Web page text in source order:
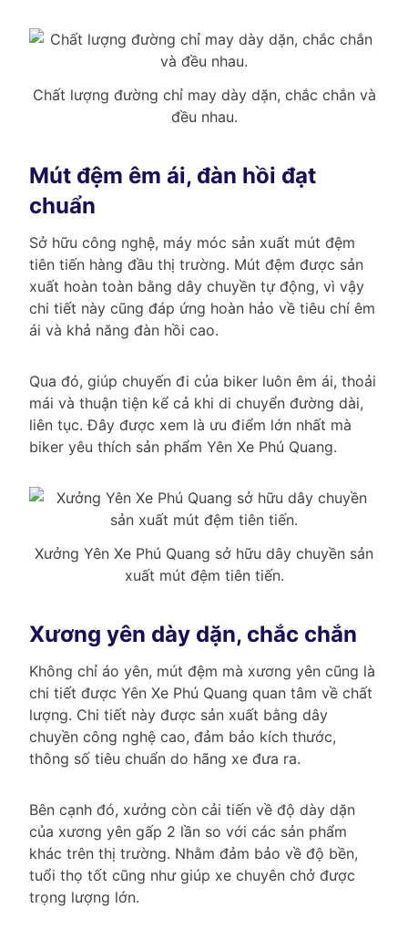
Chất lượng đường chỉ may dày dặn, chắc chắn và
đều nhau.
Mút đệm êm ái, đàn hồi đạt
chuẩn
Sở hữu công nghệ, máy móc sản xuất mút đệm
tiên tiến hàng đầu thị trường. Mút đệm được sản
xuất hoàn toàn bằng dây chuyền tự động, vì vậy
chi tiết này cũng đáp ứng hoàn hảo về tiêu chí êm
ái và khả năng đàn hồi cao.
Qua đó, giúp chuyến đi của biker luôn êm ái, thoải
mái và thuận tiện kể cả khi di chuyển đường dài,
liên tục. Đây được xem là ưu điểm lớn nhất mà
biker yêu thích sản phẩm Yên Xe Phú Quang.
Xưởng Yên Xe Phú Quang sở hữu dây chuyền sản
xuất mút đệm tiên tiến.
Xương yên dày dặn, chắc chắn
Không chỉ áo yên, mút đệm mà xương yên cũng là
chi tiết được Yên Xe Phú Quang quan tâm về chất
lượng. Chi tiết này được sản xuất bằng dây
chuyền công nghệ cao, đảm bảo kích thước,
thông số tiêu chuẩn do hãng xe đưa ra.
Bên cạnh đó, xưởng còn cải tiến về độ dày dặn
của xương yên gấp 2 lần so với các sản phẩm
khác trên thị trường. Nhằm đảm bảo về độ bền,
tuổi thọ tốt cũng như giúp xe chuyên chở được
trọng lượng lớn.